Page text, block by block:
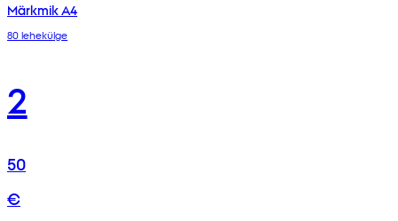
Märkmik A4
80 lehekülge
2
50
€